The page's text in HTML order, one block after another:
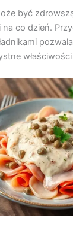
być
na co dzień.